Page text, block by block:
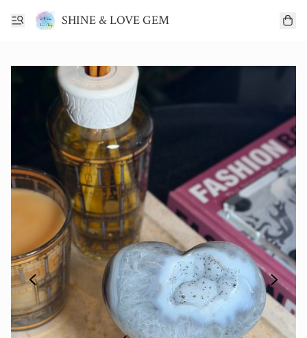
SHINE & LOVE GEM